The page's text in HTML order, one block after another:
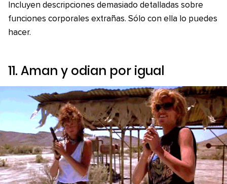
Incluyen descripciones demasiado detalladas sobre
funciones corporales extrañas. Sólo con ella lo puedes
hacer.
11. Aman y odian por igual